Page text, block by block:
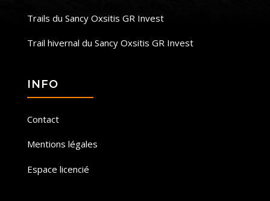
Trails du Sancy Oxsitis GR Invest
Trail hivernal du Sancy Oxsitis GR Invest
INFO
Contact
Mentions légales
Espace licencié